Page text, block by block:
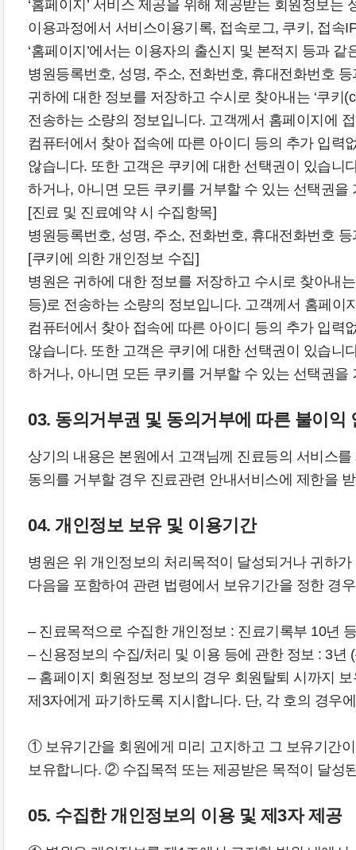
‘홈페이지’ 서비스 제공을 위해 제공받는 회원정보
이용과정에서 서비스이용기록, 접속로그, 쿠키, 접속
‘홈페이지’에서는 이용자의 출신지 및 본적지 등과
병원등록번호, 성명, 주소, 전화번호, 휴대전화번호
귀하에 대한 정보를 저장하고 수시로 찾아내는 ‘쿠키
전송하는 소량의 정보입니다. 고객께서 홈페이지에
컴퓨터에서 찾아 접속에 따른 아이디 등의 추가 입력
않습니다. 또한 고객은 쿠키에 대한 선택권이 있습니
하거나, 아니면 모든 쿠키를 거부할 수 있는 선택권
[진료 및 진료예약 시 수집항목]
병원등록번호, 성명, 주소, 전화번호, 휴대전화번호
[쿠키에 의한 개인정보 수집]
병원은 귀하에 대한 정보를 저장하고 수시로 찾아내
등)로 전송하는 소량의 정보입니다. 고객께서 홈페
컴퓨터에서 찾아 접속에 따른 아이디 등의 추가 입력
않습니다. 또한 고객은 쿠키에 대한 선택권이 있습니
하거나, 아니면 모든 쿠키를 거부할 수 있는 선택권
03. 동의거부권 및 동의거부에 따른 불이익
상기의 내용은 본원에서 고객님께 진료등의 서비스
동의를 거부할 경우 진료관련 안내서비스에 제한을
04. 개인정보 보유 및 이용기간
병원은 위 개인정보의 처리목적이 달성되거나 귀하
다음을 포함하여 관련 법령에서 보유기간을 정한 경
– 진료목적으로 수집한 개인정보 : 진료기록부 10년
– 신용정보의 수집/처리 및 이용 등에 관한 정보 : 3년
– 홈페이지 회원정보 정보의 경우 회원탈퇴 시까지
제3자에게 파기하도록 지시합니다. 단, 각 호의 경우
① 보유기간을 회원에게 미리 고지하고 그 보유기간
보유합니다. ② 수집목적 또는 제공받은 목적이 달성
05. 수집한 개인정보의 이용 및 제3자 제공